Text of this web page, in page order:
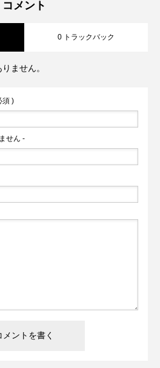
しへ 山都町の通潤橋が熊本県
Ｉ ＣｈａｔＧＰＴの実証実験
コメント
0 トラックバック
ません。
須 )
せん -